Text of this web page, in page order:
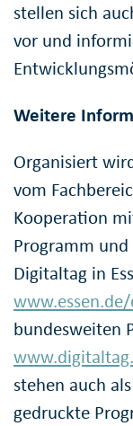
stellen sich
vor und
Weitere
Organisiert
vom
Kooperation
Programm
Digitaltag in
bundesweiten
stehen auch
gedruckte